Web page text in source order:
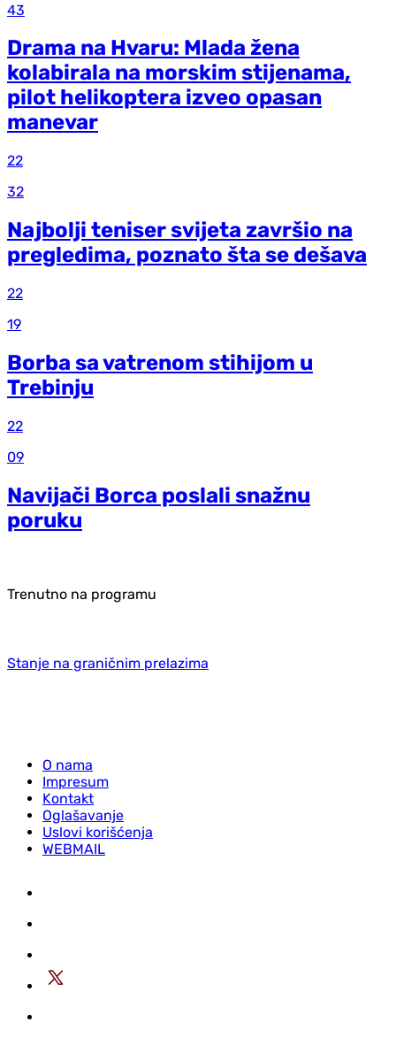
43
Drama na Hvaru: Mlada žena
kolabirala na morskim stijenama,
pilot helikoptera izveo opasan
manevar
22
32
Najbolji teniser svijeta završio na
pregledima, poznato šta se dešava
22
19
Borba sa vatrenom stihijom u
Trebinju
22
09
Navijači Borca poslali snažnu
poruku
Trenutno na programu
Stanje na graničnim prelazima
O nama
Impresum
Kontakt
Oglašavanje
Uslovi korišćenja
WEBMAIL